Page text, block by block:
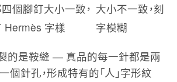
個腳釘大小一致，
Hermès 字樣
大小不一致，刻
字模糊
的是鞍縫 — 真品的每一針都是兩
個針孔，形成特有的「人」字形紋